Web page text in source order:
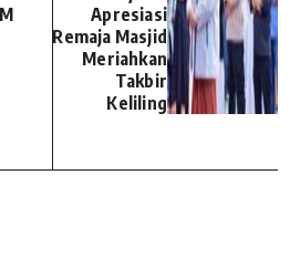
Apresiasi
Remaja Masjid
Meriahkan
Takbir
Keliling